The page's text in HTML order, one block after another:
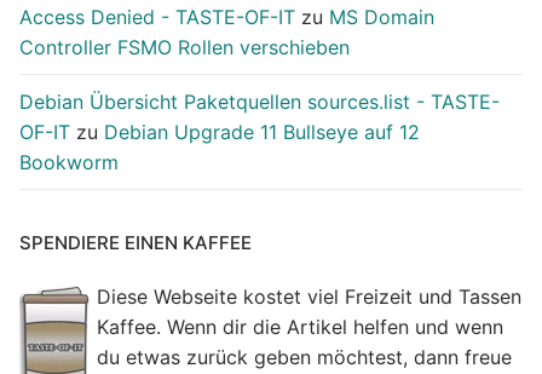
Access Denied - TASTE-OF-IT zu MS Domain
Controller FSMO Rollen verschieben
Debian Übersicht Paketquellen sources.list - TASTE-
OF-IT zu Debian Upgrade 11 Bullseye auf 12
Bookworm
SPENDIERE EINEN KAFFEE
Diese Webseite kostet viel Freizeit und Tassen
Kaffee. Wenn dir die Artikel helfen und wenn
du etwas zurück geben möchtest, dann freue